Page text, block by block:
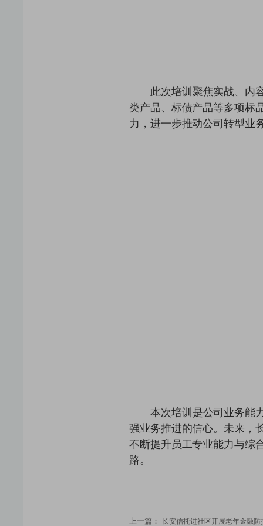
此次培训聚焦实战、内
类产品、标债产品等多项标
力，进一步推动公司转型业
本次培训是公司业务能
强业务推进的信心。未来，
不断提升员工专业能力与综
路。
上一篇： 长安信托进社区开展老年金融防